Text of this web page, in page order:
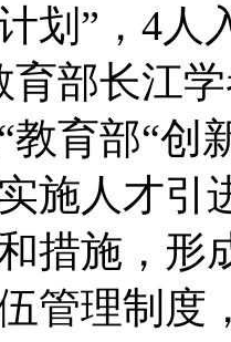
划”，4人
育部长江
教育部“创
施人才引
措施，形
管理制度